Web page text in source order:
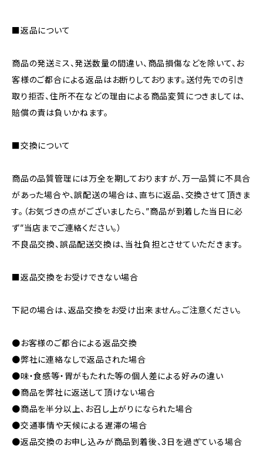
■返品について
商品の発送ミス、発送数量の間違い、商品損傷などを除いて、お
客様のご都合による返品はお断りしております。送付先での引き
取り拒否、住所不在などの理由による商品変質につきましては、
賠償の責は負いかねます。
■交換について
商品の品質管理には万全を期しておりますが、万一品質に不具合
があった場合や、誤配送の場合は、直ちに返品、交換させて頂きま
す。（お気づきの点がございましたら、”商品が到着した当日に必
ず”当店までご連絡ください。）
不良品交換、誤品配送交換は、当社負担とさせていただきます。
■返品交換をお受けできない場合
下記の場合は、返品交換をお受け出来ません。ご注意ください。
●お客様のご都合による返品交換
●弊社に連絡なしで返品された場合
●味・食感等・胃がもたれた等の個人差による好みの違い
●商品を弊社に返送して頂けない場合
●商品を半分以上、お召し上がりになられた場合
●交通事情や天候による遅滞の場合
●返品交換のお申し込みが商品到着後、3日を過ぎている場合